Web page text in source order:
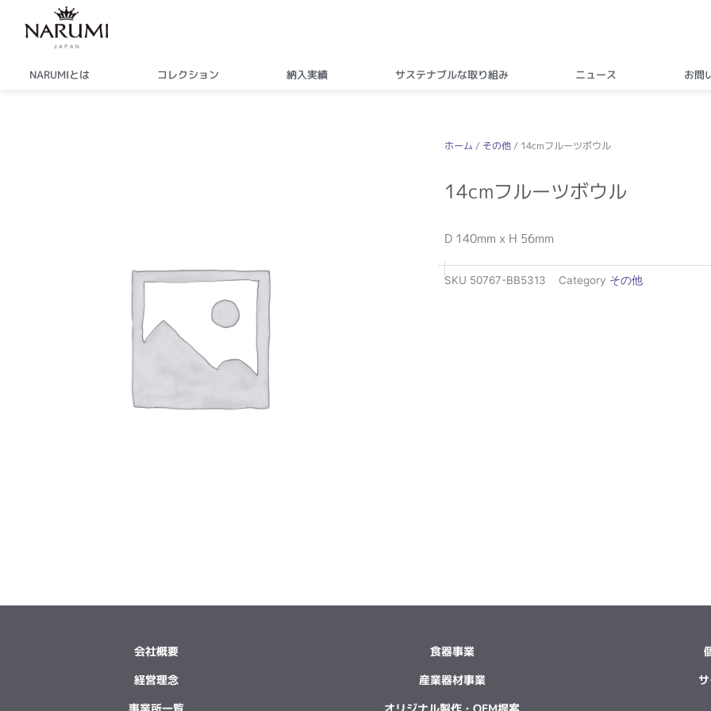
NARUMIとは コレクション 納入実績 サステナブルな取り組み ニュース お問
ホーム / その他 / 14cmフルーツボウル
14cmフルーツボウル
D 140mm x H 56mm
SKU 50767-BB5313 Category その他
会社概要
経営理念
事業所一覧
食器事業
産業器材事業
オリジナル製作・OEM提案